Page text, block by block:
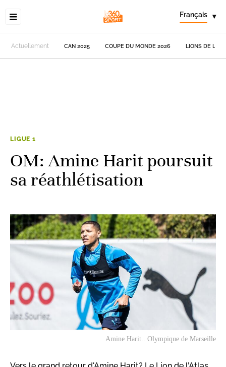
Français ▾
Actuellement CAN 2025 COUPE DU MONDE 2026 LIONS DE
LIGUE 1
OM: Amine Harit poursuit
sa réathlétisation
Amine Harit.. Olympique de Marseille